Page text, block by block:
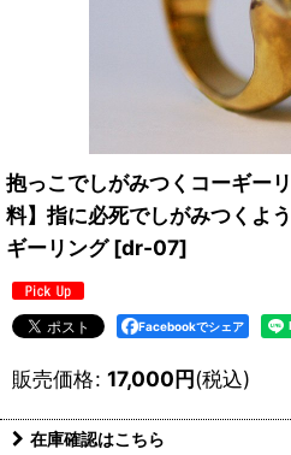
抱っこでしがみつくコーギー
料】指に必死でしがみつくよ
ギーリング [dr-07]
Facebookでシェア
販売価格: 17,000円(税込)
在庫確認はこちら